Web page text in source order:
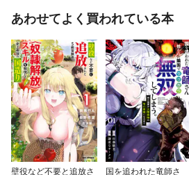
あわせてよく買われている本
壁役など不要と追放さ
国を追われた竜師さ